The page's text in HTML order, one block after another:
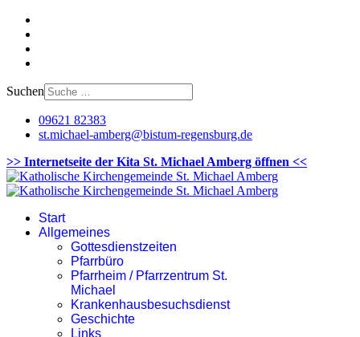
Suchen
09621 82383
st.michael-amberg@bistum-regensburg.de
>> Internetseite der Kita St. Michael Amberg öffnen <<
Start
Allgemeines
Gottesdienstzeiten
Pfarrbüro
Pfarrheim / Pfarrzentrum St.
Michael
Krankenhausbesuchsdienst
Geschichte
Links